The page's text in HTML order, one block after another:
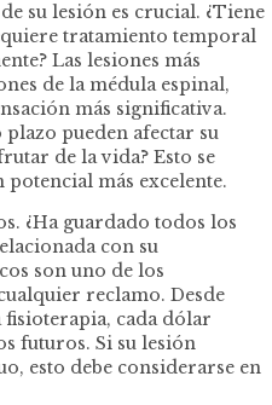
su lesión es crucial. ¿Tiene
tratamiento temporal
Las lesiones más
de la médula espinal,
más significativa.
plazo pueden afectar su
de la vida? Esto se
más excelente.
¿Ha guardado todos los
con su
son uno de los
reclamo. Desde
fisioterapia, cada dólar
futuros. Si su lesión
esto debe considerarse en